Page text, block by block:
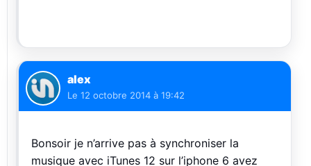
alex
Le 12 octobre 2014 à 19:42
Bonsoir je n’arrive pas à synchroniser la
musique avec iTunes 12 sur l’iphone 6 avez